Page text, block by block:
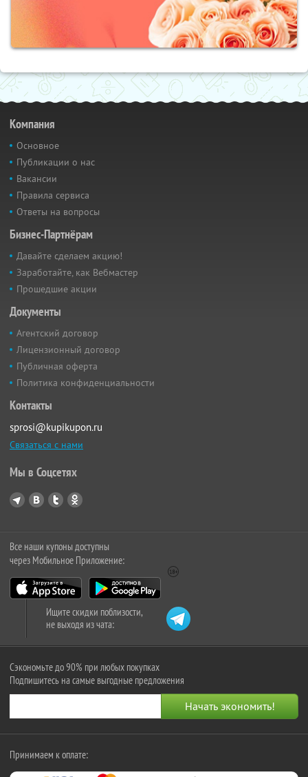
Компания
Основное
Публикации о нас
Вакансии
Правила сервиса
Ответы на вопросы
Бизнес-Партнёрам
Давайте сделаем акцию!
Заработайте, как Вебмастер
Прошедшие акции
Документы
Агентский договор
Лицензионный договор
Публичная оферта
Политика конфиденциальности
Контакты
sprosi@kupikupon.ru
Связаться с нами
Мы в Соцсетях
Все наши купоны доступны
через Мобильное Приложение:
Ищите скидки поблизости,
не выходя из чата:
Сэкономьте до 90% при любых покупках
Подпишитесь на самые выгодные предложения
Принимаем к оплате: